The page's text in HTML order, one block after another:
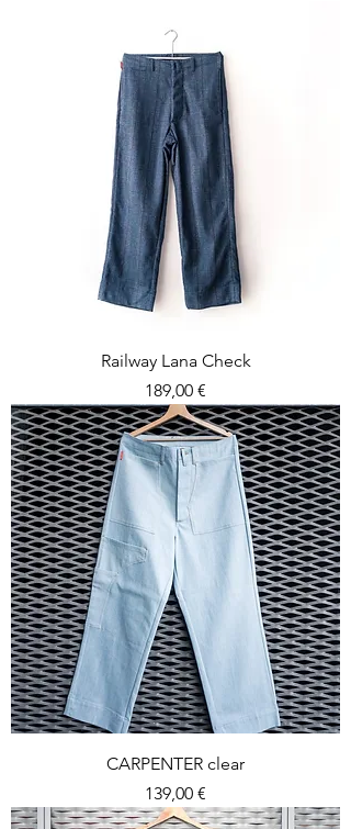
Railway Lana Check
Prezzo
189,00 €
CARPENTER clear
Prezzo
139,00 €